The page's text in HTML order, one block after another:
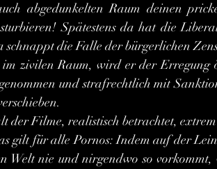
abgedunkelten Raum deinen
Spätestens da hat die
schnappt die Falle der bürgerlichen
zivilen Raum, wird er der Erregung
und strafrechtlich mit
gilt für alle Pornos: Indem auf der
Welt nie und nirgendwo so vorkommt,